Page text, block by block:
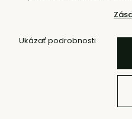
Úvod Doplnky
Ukázať podrobnosti